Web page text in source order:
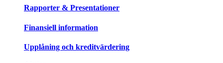
Rapporter & Presentationer
Finansiell information
Upplåning och kreditvärdering